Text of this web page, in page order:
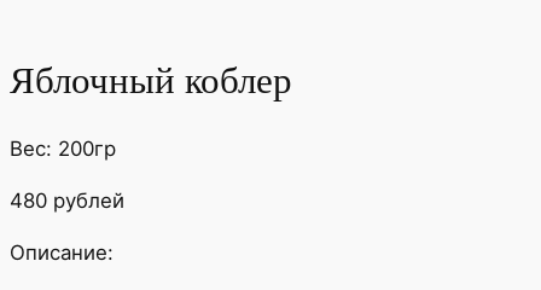
Яблочный коблер
Вес: 200гр
480 рублей
Описание: